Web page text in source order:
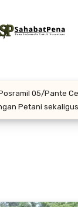
05/Pante
Petani